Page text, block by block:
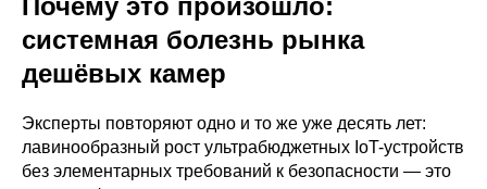
Почему это произошло:
системная болезнь рынка
дешёвых камер
Эксперты повторяют одно и то же уже десять лет:
лавинообразный рост ультрабюджетных IoT-устройств
без элементарных требований к безопасности — это